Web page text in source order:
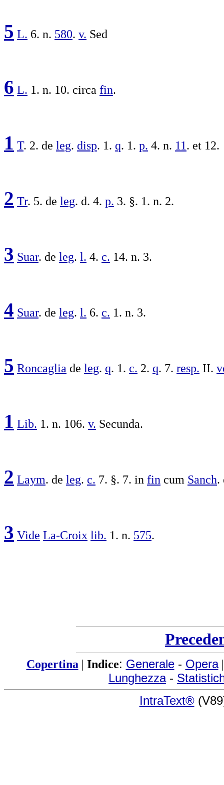
5 L. 6. n. 580. v. Sed
6 L. 1. n. 10. circa fin.
1 T. 2. de leg. disp. 1. q. 1. p. 4. n. 11. et 12.
2 Tr. 5. de leg. d. 4. p. 3. §. 1. n. 2.
3 Suar. de leg. l. 4. c. 14. n. 3.
4 Suar. de leg. l. 6. c. 1. n. 3.
5 Roncaglia de leg. q. 1. c. 2. q. 7. resp. II.
1 Lib. 1. n. 106. v. Secunda.
2 Laym. de leg. c. 7. §. 7. in fin cum Sanch.
3 Vide La-Croix lib. 1. n. 575.
Copertina | Indice: Generale- Opera
Lunghezza-
IntraText®